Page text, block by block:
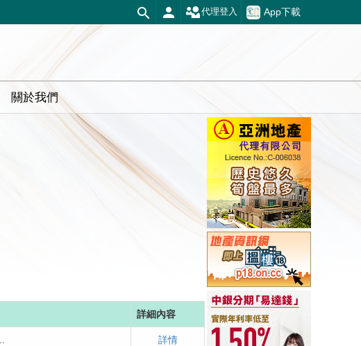
App下載
代理登入
關於我們
詳細內容
詳情